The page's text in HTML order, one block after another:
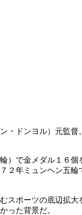
・ドンヨル）元監
）で金メダル１６
２年ミュンヘン五
スポーツの底辺拡
った背景だ。